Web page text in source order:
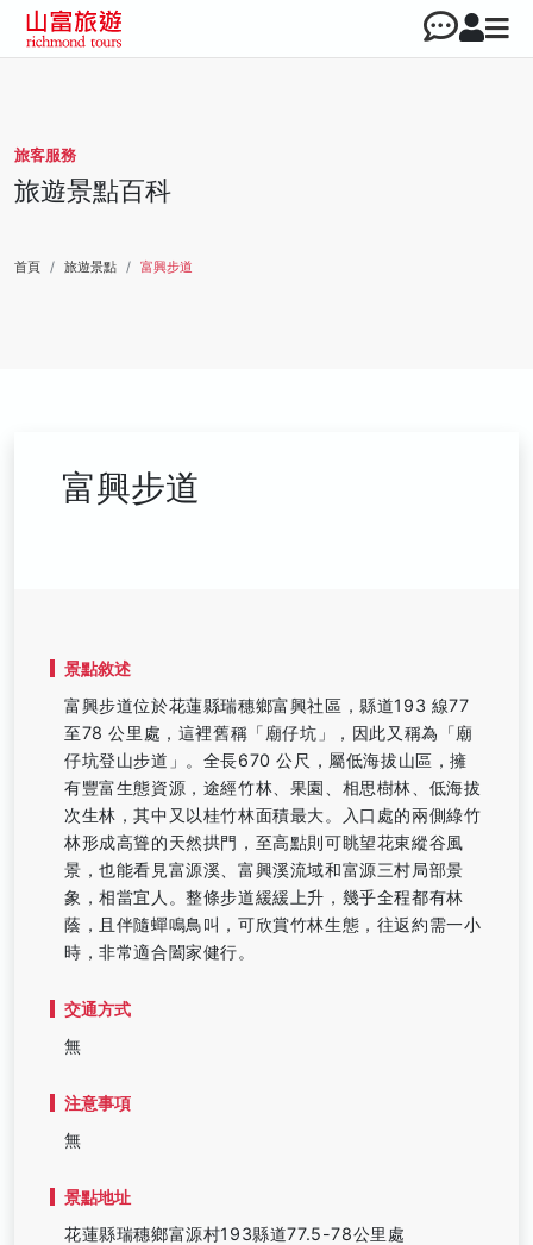
旅客服務
旅遊景點百科
首頁 旅遊景點 富興步道
富興步道
景點敘述
富興步道位於花蓮縣瑞穗鄉富興社區，縣道193 線77
至78 公里處，這裡舊稱「廟仔坑」，因此又稱為「廟
仔坑登山步道」。全長670 公尺，屬低海拔山區，擁
有豐富生態資源，途經竹林、果園、相思樹林、低海拔
次生林，其中又以桂竹林面積最大。入口處的兩側綠竹
林形成高聳的天然拱門，至高點則可眺望花東縱谷風
景，也能看見富源溪、富興溪流域和富源三村局部景
象，相當宜人。整條步道緩緩上升，幾乎全程都有林
蔭，且伴隨蟬鳴鳥叫，可欣賞竹林生態，往返約需一小
時，非常適合闔家健行。
交通方式
無
注意事項
無
景點地址
花蓮縣瑞穗鄉富源村193縣道77.5-78公里處